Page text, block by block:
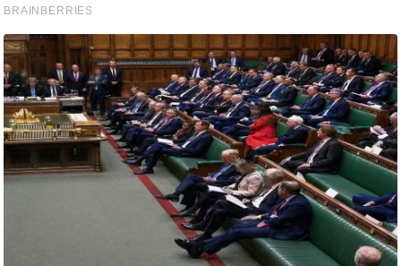
चा
य
प
र
स
मी
क्षा
ध
ति